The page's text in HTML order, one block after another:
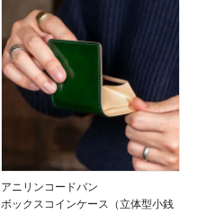
アニリンコードバン
ボックスコインケース（立体型小銭